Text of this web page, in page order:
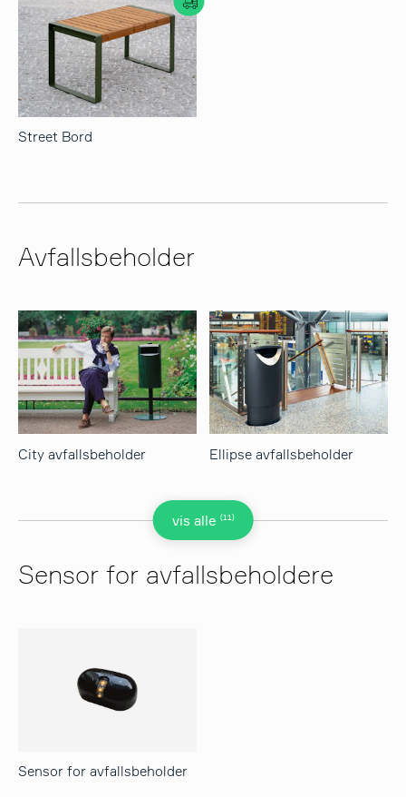
Street Bord
Avfallsbeholder
vis alle (11)
City avfallsbeholder Ellipse avfallsbeholder
Sensor for avfallsbeholdere
Sensor for avfallsbeholder